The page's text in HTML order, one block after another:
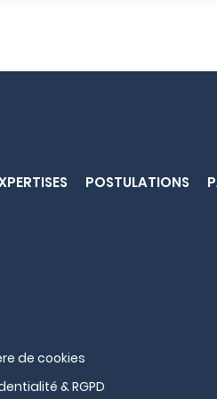
Provence : une solution
POSTULATIONS
de cookies
& RGPD